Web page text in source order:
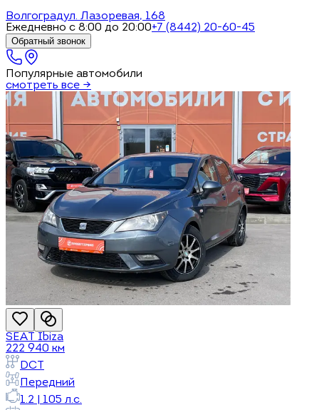
Волгоградул. Лазоревая, 168
Ежедневно с 8:00 до 20:00+7 (8442) 20-60-45
Обратный звонок
Популярные автомобили
смотреть все →
SEAT Ibiza
222 940 км
DCT
Передний
1.2
105 л.с.